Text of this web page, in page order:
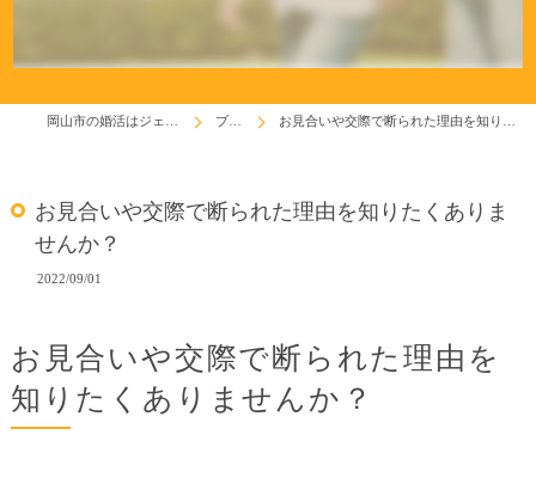
ブログ お見合いや交際で断られた理由を知りたくありませんか？
お見合いや交際で断られた理由を知りたくありま
せんか？
2022/09/01
お見合いや交際で断られた理由を
知りたくありませんか？